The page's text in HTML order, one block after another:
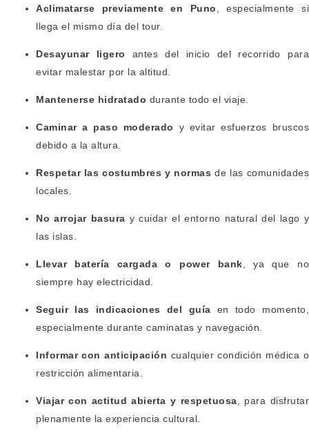
Aclimatarse previamente en Puno
, especialmente si
llega el mismo día del tour.
Desayunar ligero antes del inicio del recorrido para
evitar malestar por la altitud.
Mantenerse hidratado durante todo el viaje.
Caminar a paso moderado
y evitar esfuerzos bruscos
debido a la altura.
Respetar las costumbres y normas de las comunidades
locales.
No arrojar basura y cuidar el entorno natural del lago y
las islas.
Llevar batería cargada o power bank , ya que no
siempre hay electricidad.
Seguir las indicaciones del guía en todo momento,
especialmente durante caminatas y navegación.
Informar con anticipación cualquier condición médica o
restricción alimentaria.
Viajar con actitud abierta y respetuosa , para disfrutar
plenamente la experiencia cultural.